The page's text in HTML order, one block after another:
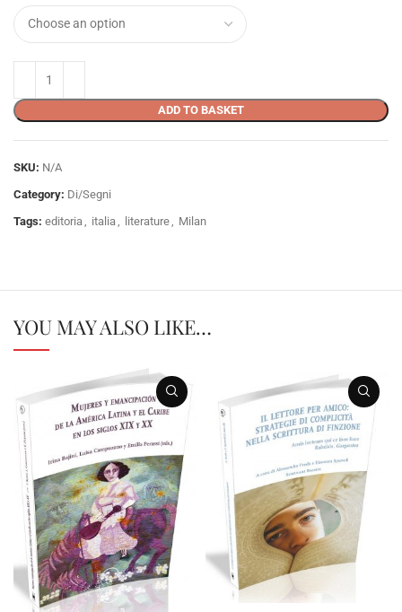
ADD TO BASKET
SKU: N/A
Category: Di/Segni
Tags: editoria italia literature Milan
YOU MAY ALSO LIKE…